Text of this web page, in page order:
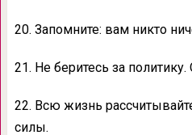
20. Запомните: вам никто
21. Не беритесь за
22. Всю жизнь
силы.